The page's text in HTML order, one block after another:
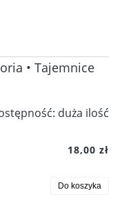
• Tajemnice
duża ilość
18,00 zł
Do koszyka